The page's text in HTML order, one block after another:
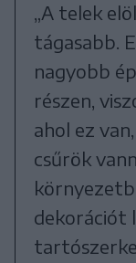
„A telek
tágasabb.
nagyobb
részen,
ahol ez
csűrök
dekorációt